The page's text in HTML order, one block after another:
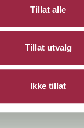
Tillat alle
Tillat utvalg
Ikke tillat
testet,
ytelse for